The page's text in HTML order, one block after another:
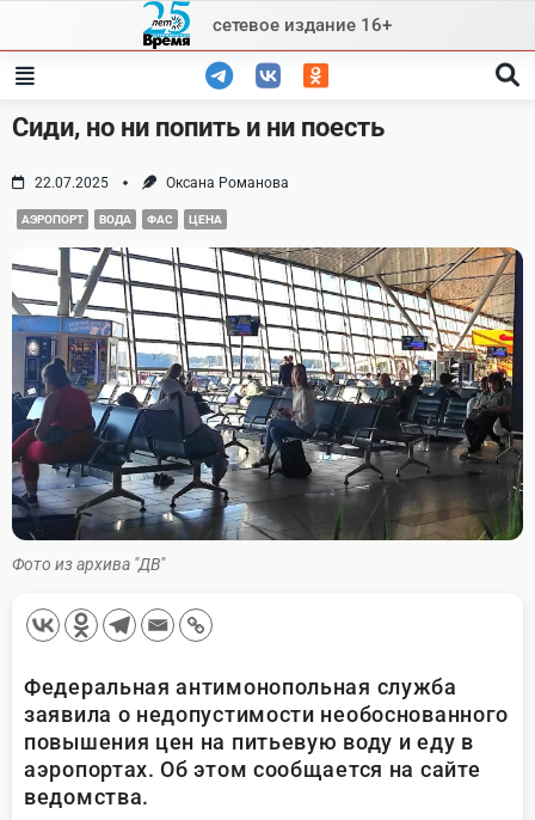
content
сетевое издание 16+
Сиди, но ни попить и ни поесть
22.07.2025 Оксана Романова
АЭРОПОРТ ВОДА ФАС ЦЕНА
Фото из архива "ДВ"
Федеральная антимонопольная служба
заявила о недопустимости необоснованного
повышения цен на питьевую воду и еду в
аэропортах. Об этом сообщается на сайте
ведомства.